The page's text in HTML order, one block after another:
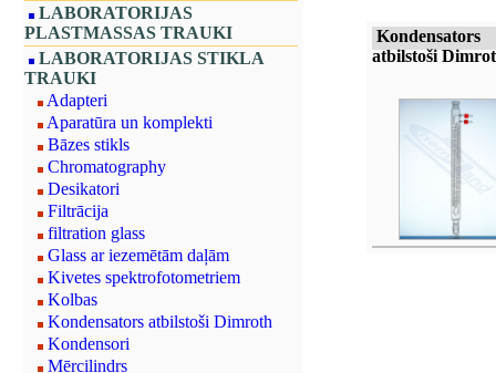
LABORATORIJAS
PLASTMASSAS TRAUKI
LABORATORIJAS STIKLA
TRAUKI
Adapteri
Aparatūra un komplekti
Bāzes stikls
Chromatography
Desikatori
Filtrācija
filtration glass
Glass ar iezemētām daļām
Kivetes spektrofotometriem
Kolbas
Kondensators atbilstoši Dimroth
Kondensori
Mērcilindrs
Kondensators
atbilstoši